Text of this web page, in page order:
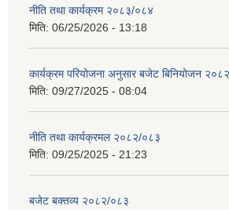
नीति तथा कार्यक्रम २०८३/०८४
मिति: 06/25/2026 - 13:18
कार्यक्रम परियोजना अनुसार बजेट बिनियोजन
मिति: 09/27/2025 - 08:04
नीति तथा कार्यक्रमल २०८२/०८३
मिति: 09/25/2025 - 21:23
बजेट बक्तव्य २०८२/०८३